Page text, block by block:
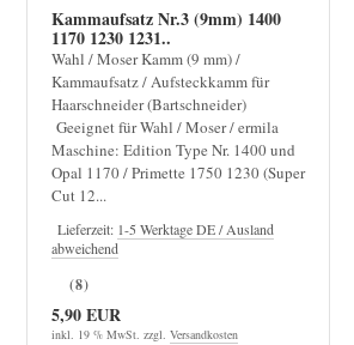
Kammaufsatz Nr.3 (9mm) 1400
1170 1230 1231..
Wahl / Moser Kamm (9 mm) /
Kammaufsatz / Aufsteckkamm für
Haarschneider (Bartschneider)
Geeignet für Wahl / Moser / ermila
Maschine: Edition Type Nr. 1400 und
Opal 1170 / Primette 1750 1230 (Super
Cut 12...
Lieferzeit: 1-5 Werktage DE / Ausland
abweichend
(8)
5,90 EUR
inkl. 19 % MwSt. zzgl. Versandkosten